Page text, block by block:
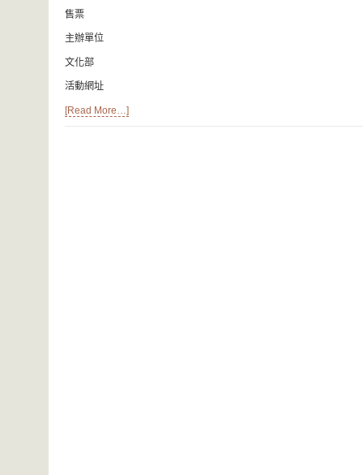
售票
主辦單位
文化部
活動網址
[Read More…]